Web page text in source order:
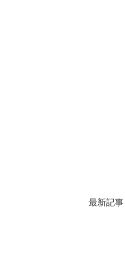
最新記事